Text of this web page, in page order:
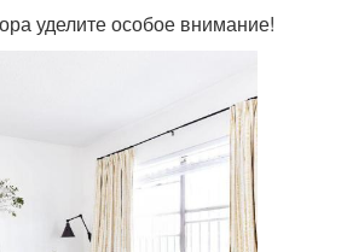
уделите особое внимание!